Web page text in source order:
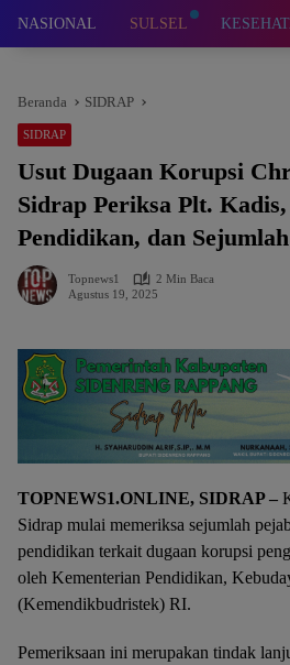
NASIONAL SULSEL
Beranda SIDRAP
SIDRAP
Usut Dugaan Korupsi
Sidrap Periksa Plt.
Pendidikan, dan
Topnews1
2 Min Baca
Agustus 19, 2025
TOPNEWS1.ONLINE, SIDRAP –
Sidrap mulai memeriksa sejumlah
pendidikan terkait dugaan korupsi
oleh Kementerian Pendidikan,
(Kemendikbudristek) RI.
Pemeriksaan ini merupakan tindak